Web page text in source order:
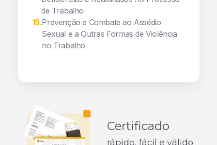
de Trabalho
15.Prevenção e Combate ao Assédio
Sexual e a Outras Formas de Violência
no Trabalho
Certificado
rápido, fácil e válido